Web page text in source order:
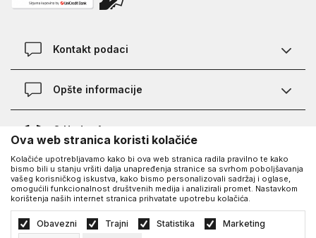
Kontakt podaci
Kontakt
Opšte informacije
Provjera statusa porudžbine
Najčešća pitanja
Kako kupiti
Zamjena veličine i zamjena artikla
O Under Armour-u
O nama - priča o UA
Saznajte više o UA
Karijera
Blog
UA Social
Facebook
©2026https://www.underarmour.ba/, IzradaNB SOFT. Sva prava zadržana.
Politika privatnosti
Uslovi korišćenja
Ova web stranica koristi kolačiće
Kolačiće upotrebljavamo kako bi ova web stranica radila pravilno te kako
bismo bili u stanju vršiti dalja unapređenja stranice sa svrhom poboljšavanja
vašeg korisničkog iskustva, kako bismo personalizovali sadržaj i oglase,
omogućili funkcionalnost društvenih medija i analizirali promet. Nastavkom
korištenja naših internet stranica prihvatate upotrebu kolačića.
Obavezni Trajni Statistika Marketing